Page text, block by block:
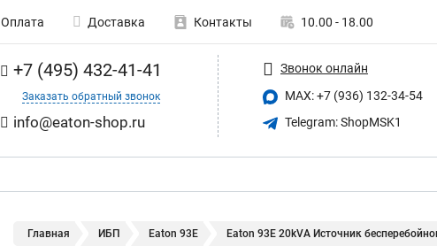
Оплата Доставка Контакты 10.00 - 18.00
+7 (495) 432-41-41
Заказать обратный звонок
info@eaton-shop.ru
Звонок онлайн
MAX: +7 (936) 132-34-54
Telegram: ShopMSK1
Главная ИБП Eaton 93E Eaton 93E 20kVA Источник